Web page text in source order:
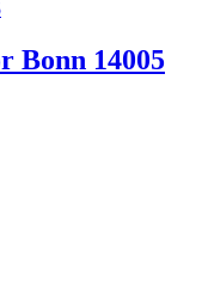
Bonn 14005